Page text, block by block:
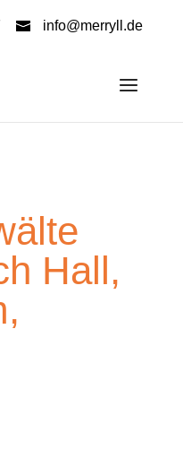
info@merryll.de
Hall,